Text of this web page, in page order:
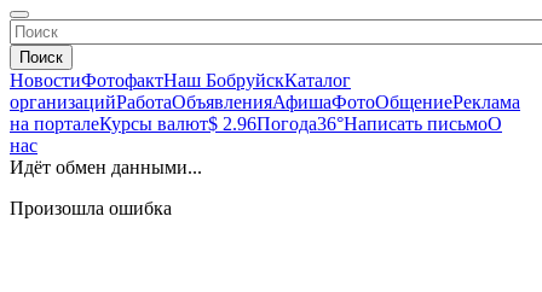
Поиск
НовостиФотофактНаш БобруйскКаталог
организацийРаботаОбъявленияАфишаФотоОбщениеРеклама
на порталеКурсы валют$ 2.96Погода36°Написать письмоО
нас
Идёт обмен данными...
Произошла ошибка